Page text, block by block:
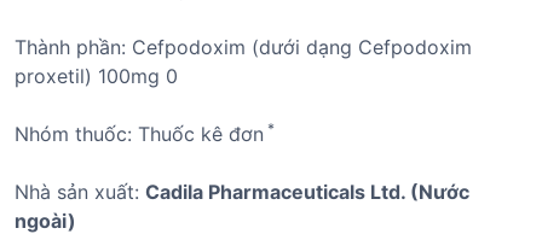
Thành phần: Cefpodoxim (dưới dạng Cefpodoxim
proxetil) 100mg 0
Nhóm thuốc: Thuốc kê đơn *
Nhà sản xuất: Cadila Pharmaceuticals Ltd. (Nước
ngoài)